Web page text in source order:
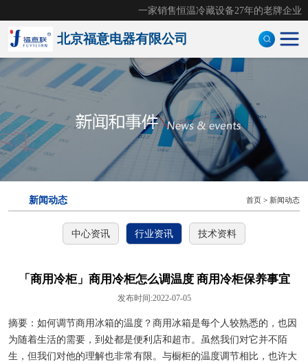
一家销售恒温冷藏设备27年的老牌企业
北京福意电器有限公司
新闻动态 首页 > 新闻动态
中心资讯 行业资讯 技术资料
「商用冷柜」商用冷柜怎么调温度 商用冷柜保养事宜
发布时间:2022-07-05
摘要：如何调节商用冰箱的温度？商用冰箱是每个人较熟悉的，也因
为随着生活的需要，到处都是便利店和超市。虽然我们对它并不陌
生，但我们对他的理解也非常有限。与橱柜的温度调节相比，也许大
手术室恒温箱
医用液体加温柜
医用加温箱
医用冷藏柜
样本灭活仪
灭活恒温箱
冷链运输箱
锂电池测试恒温箱